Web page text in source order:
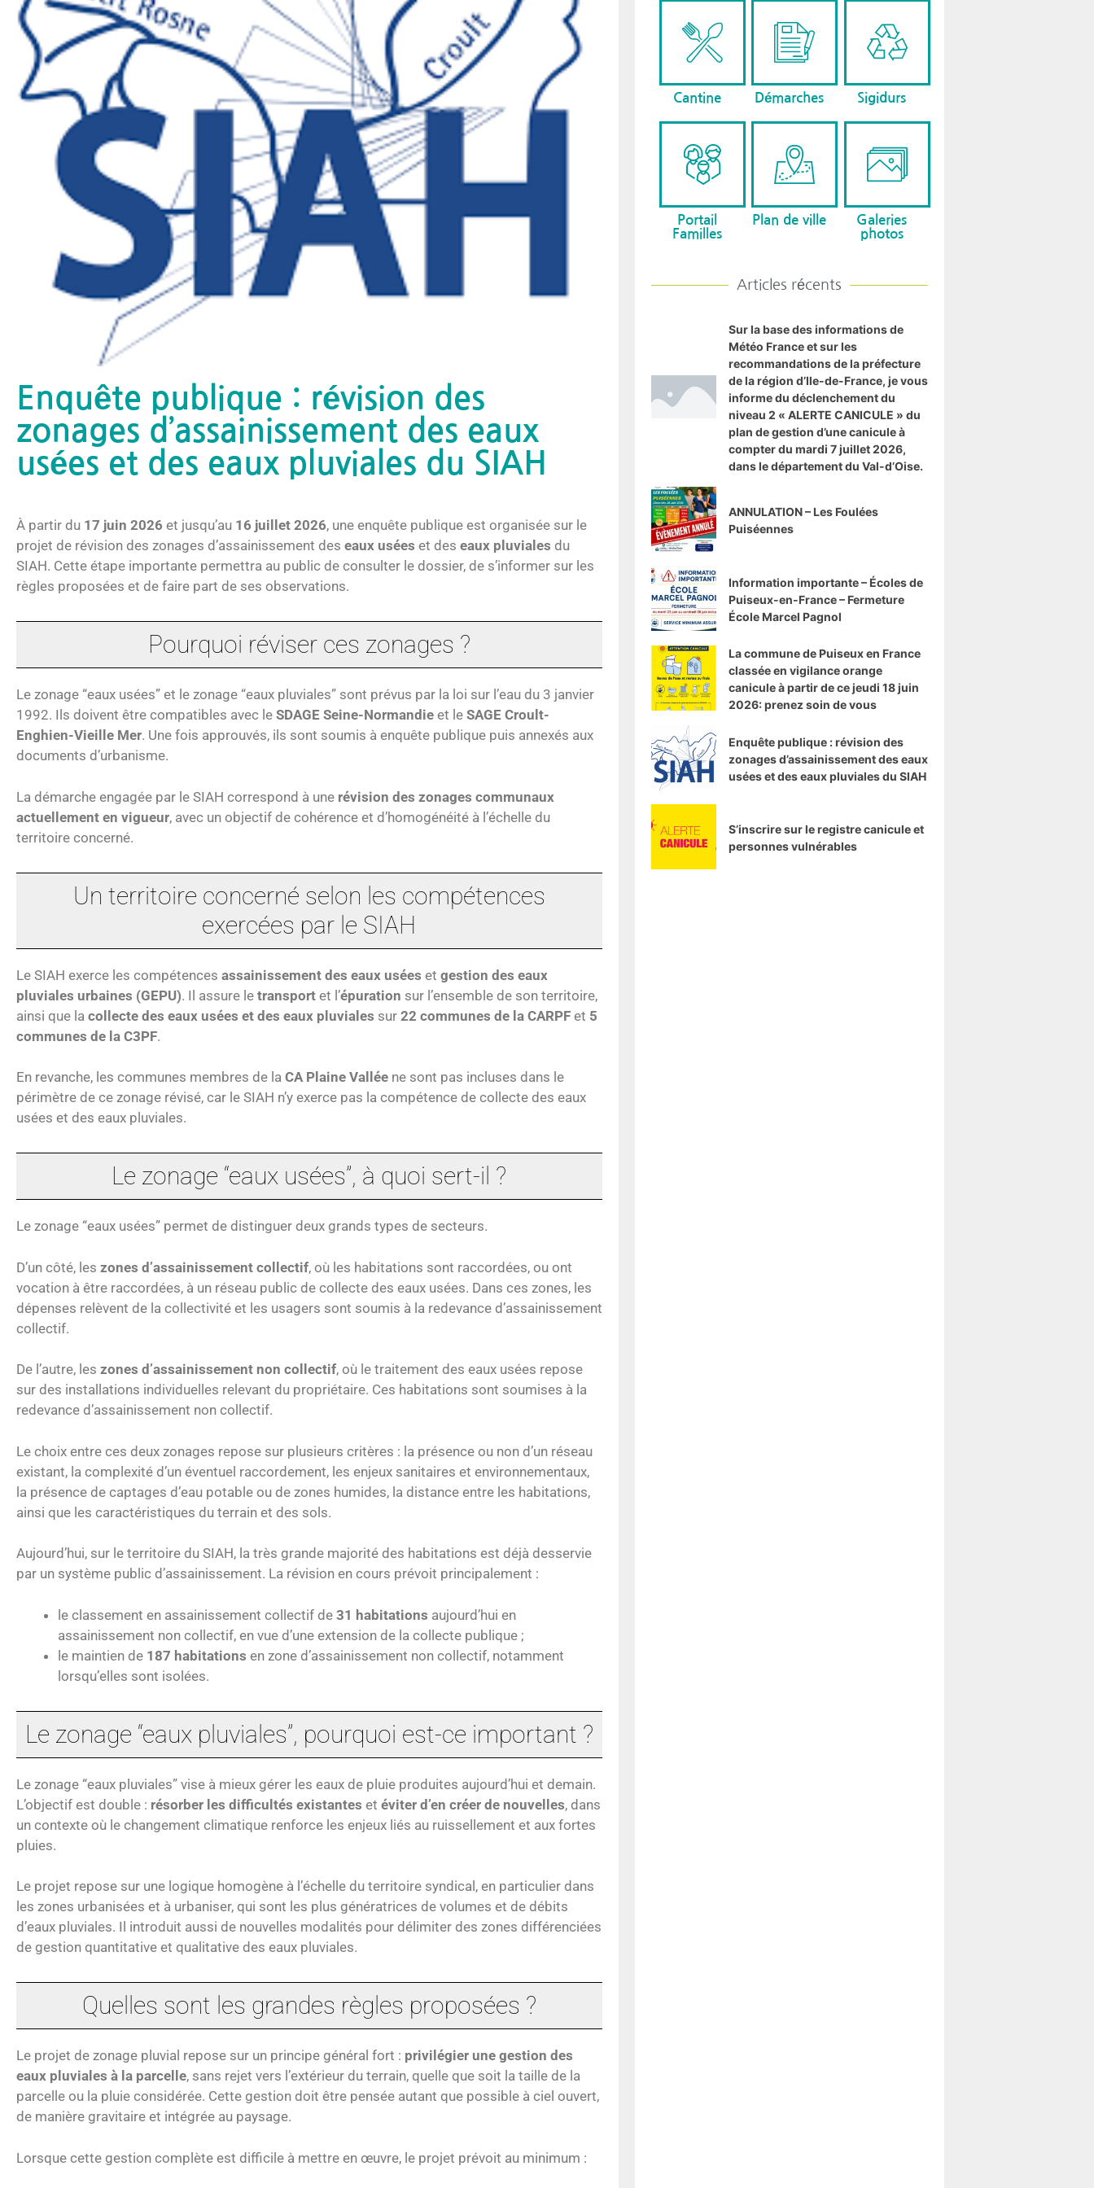
Enquête publique : révision des
zonages d’assainissement des eaux
usées et des eaux pluviales du SIAH
À partir du 17 juin 2026 et jusqu’au 16 juillet 2026, une enquête publique est organisée sur le
projet de révision des zonages d’assainissement des eaux usées et des eaux pluviales du
SIAH. Cette étape importante permettra au public de consulter le dossier, de s’informer sur les
règles proposées et de faire part de ses observations.
Pourquoi réviser ces zonages ?
Le zonage “eaux usées” et le zonage “eaux pluviales” sont prévus par la loi sur l’eau du 3 janvier
1992. Ils doivent être compatibles avec le SDAGE Seine-Normandie et le SAGE Croult-
Enghien-Vieille Mer. Une fois approuvés, ils sont soumis à enquête publique puis annexés aux
documents d’urbanisme.
La démarche engagée par le SIAH correspond à une révision des zonages communaux
actuellement en vigueur, avec un objectif de cohérence et d’homogénéité à l’échelle du
territoire concerné.
Un territoire concerné selon les compétences
exercées par le SIAH
Le SIAH exerce les compétences assainissement des eaux usées et gestion des eaux
pluviales urbaines (GEPU). Il assure le transport et l’épuration sur l’ensemble de son territoire,
ainsi que la collecte des eaux usées et des eaux pluviales sur 22 communes de la CARPF et 5
communes de la C3PF.
En revanche, les communes membres de la CA Plaine Vallée ne sont pas incluses dans le
périmètre de ce zonage révisé, car le SIAH n’y exerce pas la compétence de collecte des eaux
usées et des eaux pluviales.
Le zonage “eaux usées”, à quoi sert-il ?
Le zonage “eaux usées” permet de distinguer deux grands types de secteurs.
D’un côté, les zones d’assainissement collectif, où les habitations sont raccordées, ou ont
vocation à être raccordées, à un réseau public de collecte des eaux usées. Dans ces zones, les
dépenses relèvent de la collectivité et les usagers sont soumis à la redevance d’assainissement
collectif.
De l’autre, les zones d’assainissement non collectif, où le traitement des eaux usées repose
sur des installations individuelles relevant du propriétaire. Ces habitations sont soumises à la
redevance d’assainissement non collectif.
Le choix entre ces deux zonages repose sur plusieurs critères : la présence ou non d’un réseau
existant, la complexité d’un éventuel raccordement, les enjeux sanitaires et environnementaux,
la présence de captages d’eau potable ou de zones humides, la distance entre les habitations,
ainsi que les caractéristiques du terrain et des sols.
Aujourd’hui, sur le territoire du SIAH, la très grande majorité des habitations est déjà desservie
par un système public d’assainissement. La révision en cours prévoit principalement :
le classement en assainissement collectif de 31 habitations aujourd’hui en
assainissement non collectif, en vue d’une extension de la collecte publique ;
le maintien de 187 habitations en zone d’assainissement non collectif, notamment
lorsqu’elles sont isolées.
Le zonage “eaux pluviales”, pourquoi est-ce important ?
Le zonage “eaux pluviales” vise à mieux gérer les eaux de pluie produites aujourd’hui et demain.
L’objectif est double : résorber les difficultés existantes et éviter d’en créer de nouvelles, dans
un contexte où le changement climatique renforce les enjeux liés au ruissellement et aux fortes
pluies.
Le projet repose sur une logique homogène à l’échelle du territoire syndical, en particulier dans
les zones urbanisées et à urbaniser, qui sont les plus génératrices de volumes et de débits
d’eaux pluviales. Il introduit aussi de nouvelles modalités pour délimiter des zones différenciées
de gestion quantitative et qualitative des eaux pluviales.
Quelles sont les grandes règles proposées ?
Le projet de zonage pluvial repose sur un principe général fort : privilégier une gestion des
eaux pluviales à la parcelle, sans rejet vers l’extérieur du terrain, quelle que soit la taille de la
parcelle ou la pluie considérée. Cette gestion doit être pensée autant que possible à ciel ouvert,
de manière gravitaire et intégrée au paysage.
Lorsque cette gestion complète est difficile à mettre en œuvre, le projet prévoit au minimum :
Cantine Démarches Sigidurs
Portail
Familles
Plan de ville
Galeries
photos
Articles récents
Sur la base des informations de
Météo France et sur les
recommandations de la préfecture
de la région d’Ile-de-France, je vous
informe du déclenchement du
niveau 2 « ALERTE CANICULE » du
plan de gestion d’une canicule à
compter du mardi 7 juillet 2026,
dans le département du Val-d’Oise.
ANNULATION – Les Foulées
Puiséennes
Information importante – Écoles de
Puiseux-en-France – Fermeture
École Marcel Pagnol
La commune de Puiseux en France
classée en vigilance orange
canicule à partir de ce jeudi 18 juin
2026: prenez soin de vous
Enquête publique : révision des
zonages d’assainissement des eaux
usées et des eaux pluviales du SIAH
S’inscrire sur le registre canicule et
personnes vulnérables